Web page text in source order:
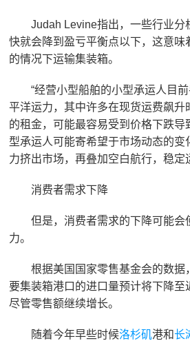
Judah Levine指出，一些行业分
快就会降到盈亏平衡点以下，这意味
的情况下运输集装箱。
“经营小型船舶的小型承运人目前
平洋运力，其中许多在现货运费飙升
的租金，可能最容易受到价格下跌导
型承运人可能寄希望于市场动态的变
力挤出市场，再叠加空白航行，稳定
消费者需求下降
但是，消费者需求的下降可能会
力。
根据美国国家零售基金会的数据
要集装箱港口的进口量预计将下降至
尽管零售额继续增长。
随着今年早些时候洛杉矶港和长